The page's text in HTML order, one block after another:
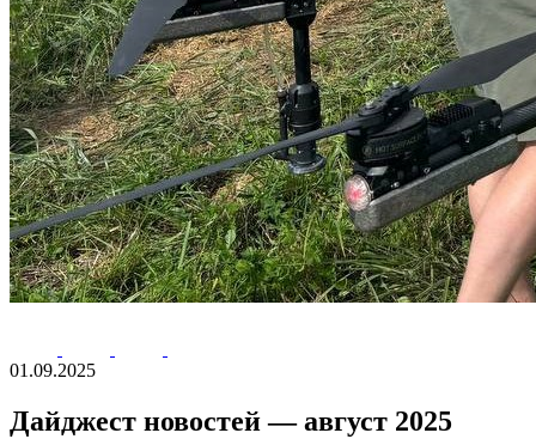
01.09.2025
Дайджест новостей — август 2025